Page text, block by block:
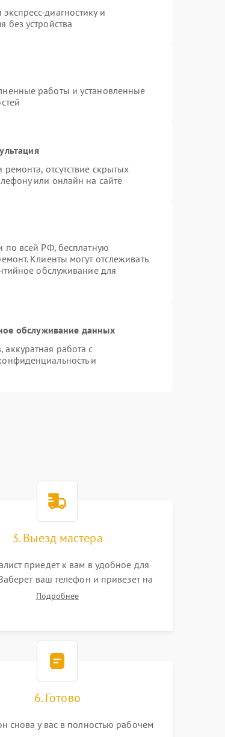
диагностику и
без устройства
работы и установленные
отсутствие скрытых
или онлайн на сайте
по всей РФ, бесплатную
Клиенты могут отслеживать
обслуживание для
обслуживание данных
работа с
и
3. Выезд мастера
приедет к вам в удобное для
ваш телефон и привезет на
Подробнее
6. Готово
снова у вас в полностью рабочем